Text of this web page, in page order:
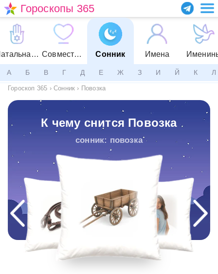
Гороскопы 365
Натальная карта Совместимость Сонник Имена
А Б В Г Д Е Ж З И Й К Л
Гороскоп 365 › Сонник › Повозка
К чему снится Повозка
сонник: повозка